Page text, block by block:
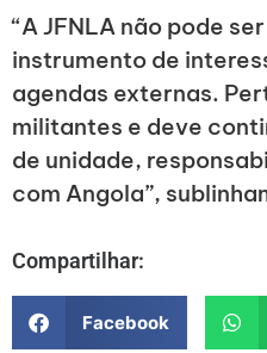
“A JFNLA não pode
instrumento de
agendas externas.
militantes e deve
de unidade,
com Angola”,
Compartilhar:
Facebook